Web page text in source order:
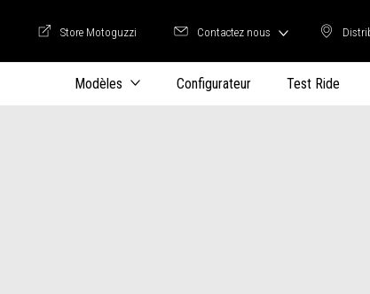
Store Motoguzzi
Store Motoguzzi Contactez nous
Modèles Configurateur Test Ride